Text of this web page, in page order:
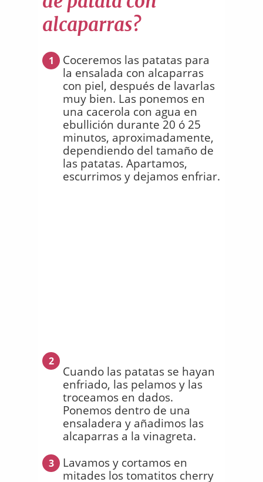
alcaparras?
1
Coceremos las patatas para
la ensalada con alcaparras
con piel, después de lavarlas
muy bien. Las ponemos en
una cacerola con agua en
ebullición durante 20 ó 25
minutos, aproximadamente,
dependiendo del tamaño de
las patatas. Apartamos,
escurrimos y dejamos enfriar.
2
Cuando las patatas se hayan
enfriado, las pelamos y las
troceamos en dados.
Ponemos dentro de una
ensaladera y añadimos las
alcaparras a la vinagreta.
3
Lavamos y cortamos en
mitades los tomatitos cherry